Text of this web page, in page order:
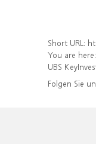
Short URL:
You are here:
UBS
Folgen Sie